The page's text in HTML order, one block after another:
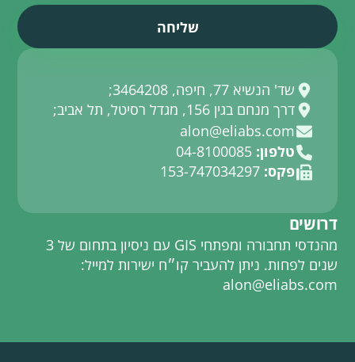
שד' הנשיא 77, חיפה, 3464208;
דרך מנחם בגין 156, מגדל רסיטל, תל אביב;
alon@eliabs.com
טלפון: 04-8100085
פקס: 153-747034297
דרושים
מהנדסי תחבורה ומפתחי GIS עם ניסיון בתחום של 3
שנים לפחות. ניתן להעביר קו״ח ישירות למייל:
alon@eliabs.com